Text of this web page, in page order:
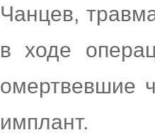
Чанцев,
в ходе
омертвевшие
имплант.